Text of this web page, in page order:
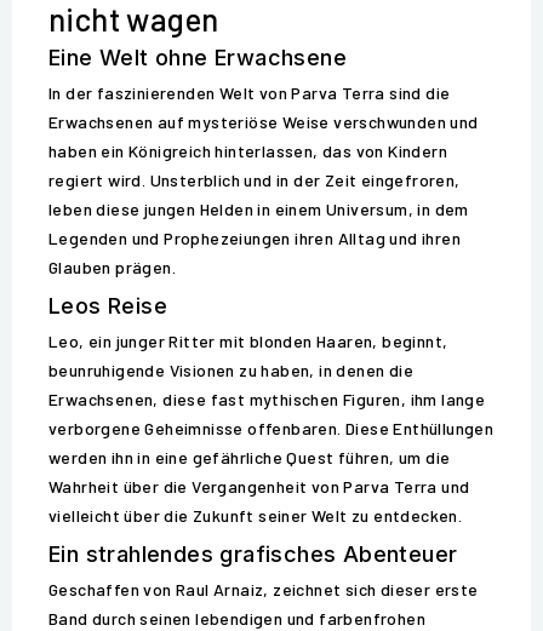
nicht wagen
Eine Welt ohne Erwachsene
In der faszinierenden Welt von Parva Terra sind die
Erwachsenen auf mysteriöse Weise verschwunden und
haben ein Königreich hinterlassen, das von Kindern
regiert wird. Unsterblich und in der Zeit eingefroren,
leben diese jungen Helden in einem Universum, in dem
Legenden und Prophezeiungen ihren Alltag und ihren
Glauben prägen.
Leos Reise
Leo, ein junger Ritter mit blonden Haaren, beginnt,
beunruhigende Visionen zu haben, in denen die
Erwachsenen, diese fast mythischen Figuren, ihm lange
verborgene Geheimnisse offenbaren. Diese Enthüllungen
werden ihn in eine gefährliche Quest führen, um die
Wahrheit über die Vergangenheit von Parva Terra und
vielleicht über die Zukunft seiner Welt zu entdecken.
Ein strahlendes grafisches Abenteuer
Geschaffen von Raul Arnaiz, zeichnet sich dieser erste
Band durch seinen lebendigen und farbenfrohen